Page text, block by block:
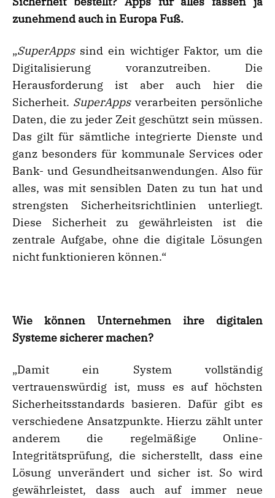
zunehmend auch in Europa Fuß.
„SuperAppssind ein wichtiger Faktor, um die
Digitalisierung voranzutreiben. Die
Herausforderung ist aber auch hier die
Sicherheit. SuperAppsverarbeiten persönliche
Daten, die zu jeder Zeit geschützt sein müssen.
Das gilt für sämtliche integrierte Dienste und
ganz besonders für kommunale Services oder
Bank- und Gesundheitsanwendungen. Also für
alles, was mit sensiblen Daten zu tun hat und
strengsten Sicherheitsrichtlinien unterliegt.
Diese Sicherheit zu gewährleisten ist die
zentrale Aufgabe, ohne die digitale Lösungen
nicht funktionieren können.“
Wie können Unternehmen ihre digitalen
Systeme sicherer machen?
„Damit ein System vollständig
vertrauenswürdig ist, muss es auf höchsten
Sicherheitsstandards basieren. Dafür gibt es
verschiedene Ansatzpunkte. Hierzu zählt unter
anderem die regelmäßige Online-
Integritätsprüfung, die sicherstellt, dass eine
Lösung unverändert und sicher ist. So wird
gewährleistet, dass auch auf immer neue